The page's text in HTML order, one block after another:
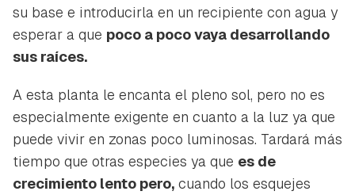
su base e introducirla en un recipiente con agua y
esperar a que poco a poco vaya desarrollando
sus raíces.
A esta planta le encanta el pleno sol, pero no es
especialmente exigente en cuanto a la luz ya que
puede vivir en zonas poco luminosas. Tardará más
tiempo que otras especies ya que es de
crecimiento lento pero, cuando los esquejes